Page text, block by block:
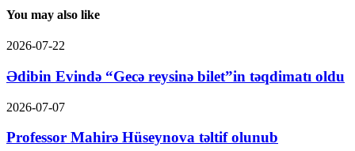
You may also like
2026-07-22
Ədibin Evində “Gecə reysinə bilet”in təqdimatı oldu
2026-07-07
Professor Mahirə Hüseynova təltif olunub